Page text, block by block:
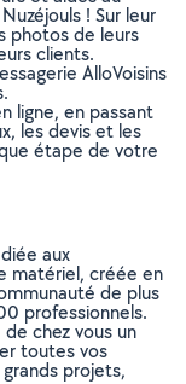
! Sur leur
photos de leurs
clients.
AlloVoisins
ligne, en passant
les devis et les
étape de votre
aux
matériel, créée en
de plus
professionnels.
chez vous un
toutes vos
projets,